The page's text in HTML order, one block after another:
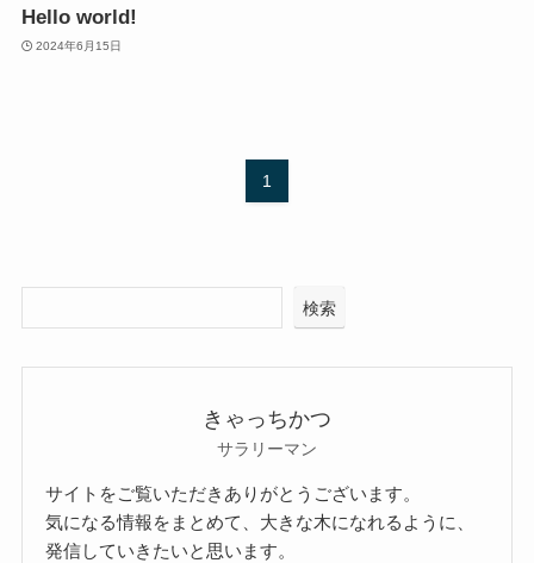
Hello world!
2024年6月15日
1
検索
きゃっちかつ
サラリーマン
サイトをご覧いただきありがとうございます。
気になる情報をまとめて、大きな木になれるように、
発信していきたいと思います。